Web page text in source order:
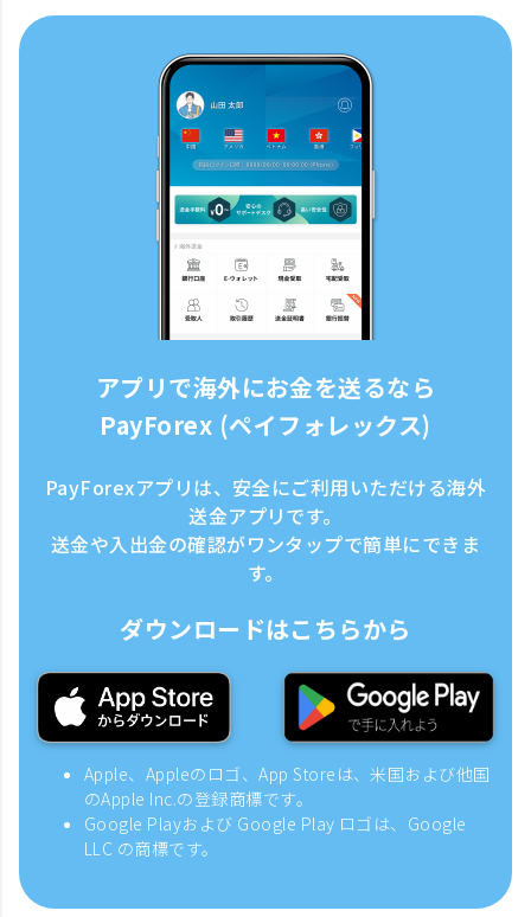
アプリで海外にお金を送るなら
PayForex (ペイフォレックス)
PayForexアプリは、安全にご利用いただける海外
送金アプリです。
送金や入出金の確認がワンタップで簡単にできま
す。
ダウンロードはこちらから
Apple、Appleのロゴ、App Storeは、米国および他国
のApple Inc.の登録商標です。
Google Playおよび Google Play ロゴは、Google
LLC の商標です。